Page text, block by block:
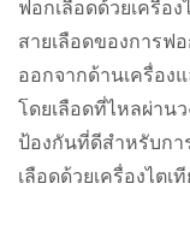
ฟอกเลือดด้วยเครื่อง
สายเลือดของการฟ
ออกจากด้านเครื่อง
โดยเลือดที่ไหลผ่าน
ป้องกันที่ดีสำหรับกา
เลือดด้วยเครื่องไตเ